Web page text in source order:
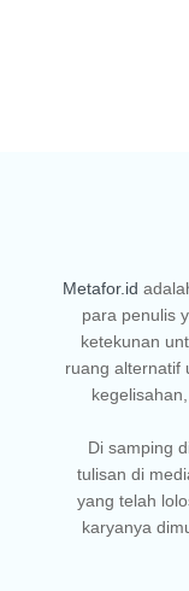
Metafor.id
para penulis
ketekunan
ruang alternatif
Di samping
tulisan di
yang telah
karyanya